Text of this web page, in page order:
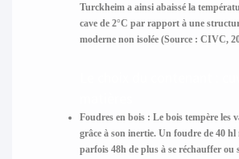
Turckheim a ainsi abaissé la
cave de 2°C par rapport à une
moderne non isolée (Source : CIVC,
Foudres en bois : Le bois tempère les
grâce à son inertie. Un foudre de 40 hl
parfois 48h de plus à se réchauffer ou